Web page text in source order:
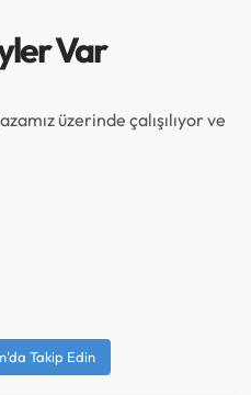
Var
üzerinde çalışılıyor ve
Takip Edin